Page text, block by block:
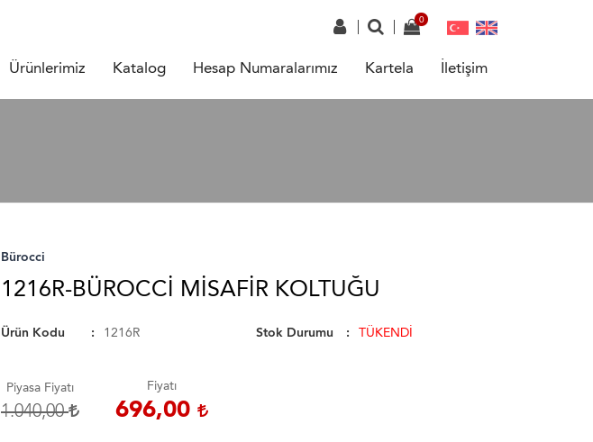
Ürünlerimiz Katalog Hesap Numaralarımız Kartela İletişim
Bürocci
1216R-BÜROCCI MISAFIR KOLTUĞU
Ürün Kodu 1216R Stok Durumu TÜKENDİ
Piyasa Fiyatı
1.040,00
Fiyatı
696,00